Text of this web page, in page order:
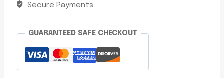
cantidad
Secure Payments
GUARANTEED SAFE CHECKOUT